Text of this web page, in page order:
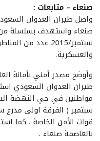
صنعاء – متابعات :
واصل طيران العدوان
سبتمبر/2015 عدد
والعسكرية.
وأوضح مصدر أمني بأمانة
طيران العدوان السعودي
سبتمبر ( الفرقة اولى مدرع
قوات الأمن الخاصة ، كما
بالعاصمة صنعاء .